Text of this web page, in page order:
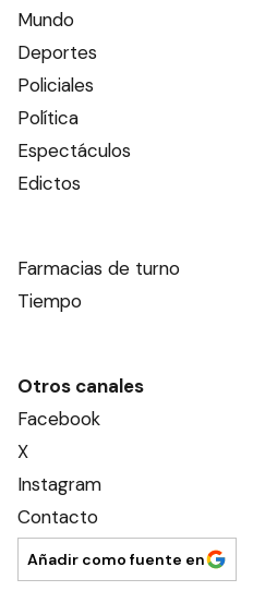
Mundo
Deportes
Policiales
Política
Espectáculos
Edictos
Farmacias de turno
Tiempo
Otros canales
Facebook
X
Instagram
Contacto
Añadir como fuente en